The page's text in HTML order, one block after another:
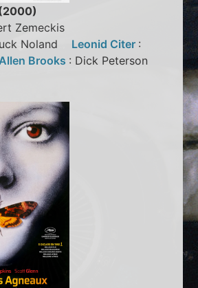
Zemeckis
Noland Leonid Citer :
Brooks : Dick Peterson